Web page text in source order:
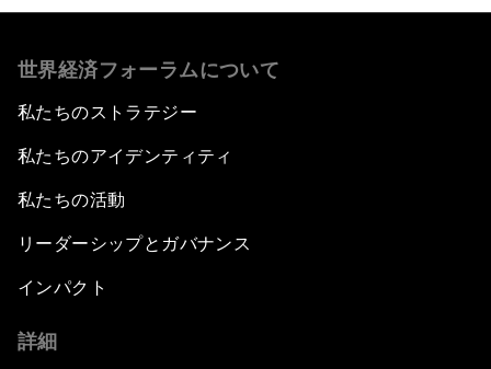
世界経済フォーラムについて
私たちのストラテジー
私たちのアイデンティティ
私たちの活動
リーダーシップとガバナンス
インパクト
詳細